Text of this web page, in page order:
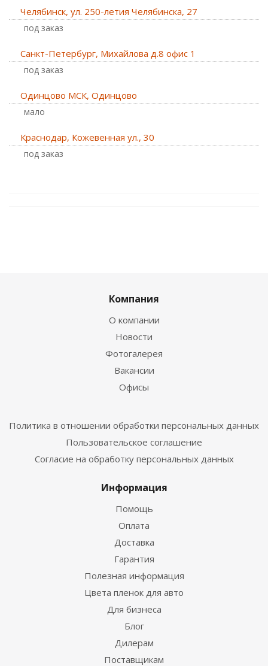
Челябинск, ул. 250-летия Челябинска, 27
Под заказ
Санкт-Петербург, Михайлова д.8 офис 1
Под заказ
Одинцово МСК, Одинцово
Мало
Краснодар, Кожевенная ул., 30
Под заказ
Компания
О компании
Новости
Фотогалерея
Вакансии
Офисы
Политика в отношении обработки персональных данных
Пользовательское соглашение
Согласие на обработку персональных данных
Информация
Помощь
Оплата
Доставка
Гарантия
Полезная информация
Цвета пленок для авто
Для бизнеса
Блог
Дилерам
Поставщикам